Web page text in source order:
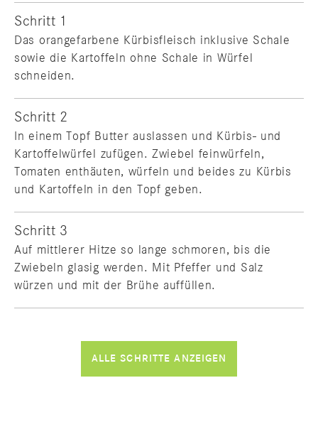
Schritt 1
Das orangefarbene Kürbisfleisch inklusive Schale
sowie die Kartoffeln ohne Schale in Würfel
schneiden.
Schritt 2
In einem Topf Butter auslassen und Kürbis- und
Kartoffelwürfel zufügen. Zwiebel feinwürfeln,
Tomaten enthäuten, würfeln und beides zu Kürbis
und Kartoffeln in den Topf geben.
Schritt 3
Auf mittlerer Hitze so lange schmoren, bis die
Zwiebeln glasig werden. Mit Pfeffer und Salz
würzen und mit der Brühe auffüllen.
ALLE SCHRITTE ANZEIGEN